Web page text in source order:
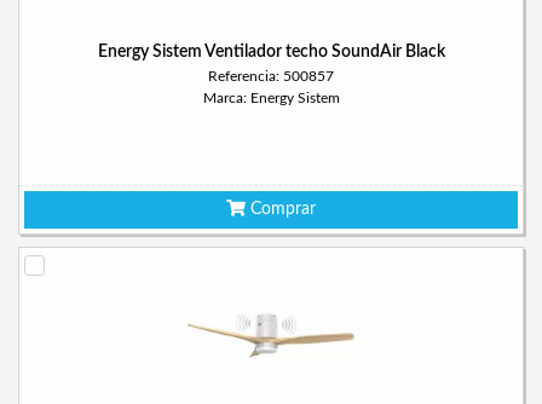
Energy Sistem Ventilador techo SoundAir Black
Referencia: 500857
Marca: Energy Sistem
Comprar